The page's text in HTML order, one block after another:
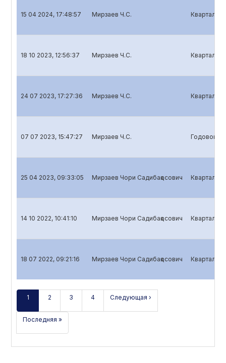
15 04 2024, 17:48:57 Мирзаев Ч.С.
18 10 2023, 12:56:37 Мирзаев Ч.С.
24 07 2023, 17:27:36 Мирзаев Ч.С.
07 07 2023, 15:47:27 Мирзаев Ч.С. Годовой
25 04 2023, 09:33:05 Мирзаев Чори Садибақoсович
14 10 2022, 10:41:10 Мирзаев Чори Садибақoсович
18 07 2022, 09:21:16 Мирзаев Чори Садибақoсович
1 2 3 4 Следующая ›
Последняя »